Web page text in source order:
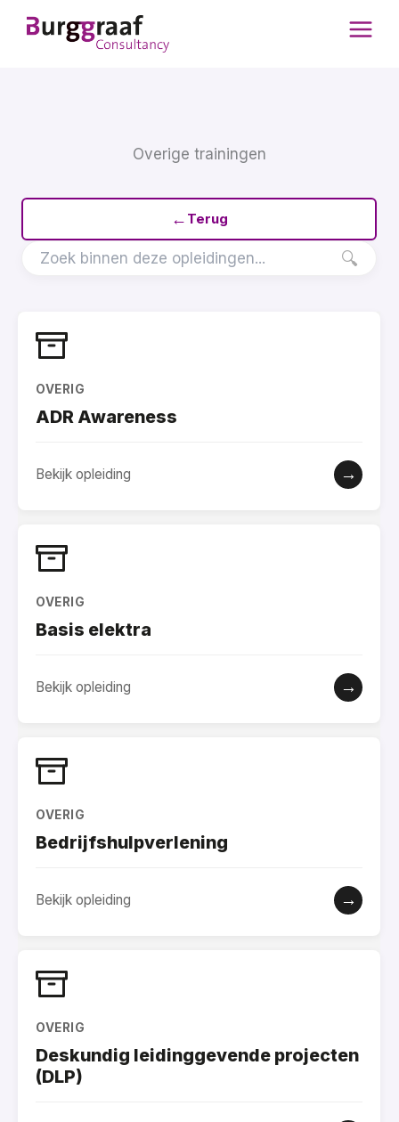
naar
Overige trainingen
← Terug
🔍
OVERIG
ADR Awareness
Bekijk opleiding →
OVERIG
Basis elektra
Bekijk opleiding →
OVERIG
Bedrijfshulpverlening
Bekijk opleiding →
OVERIG
Deskundig leidinggevende projecten
(DLP)